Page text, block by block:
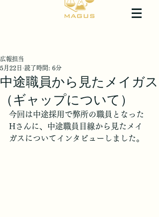
中途職員から見たメイガス
（ギャップについて）
広報担当
5月22日 読了時間: 6分
今回は中途採用で弊所の職員となった
Hさんに、中途職員目線から見たメイ
ガスについてインタビューしました。